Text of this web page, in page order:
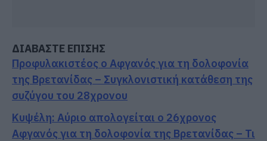
ΔΙΑΒΑΣΤΕ ΕΠΙΣΗΣ
Προφυλακιστέος ο Αφγανός για τη δολοφονία
της Βρετανίδας – Συγκλονιστική κατάθεση της
συζύγου του 28χρονου
Κυψέλη: Αύριο απολογείται ο 26χρονος
Αφγανός για τη δολοφονία της Βρετανίδας – Τι